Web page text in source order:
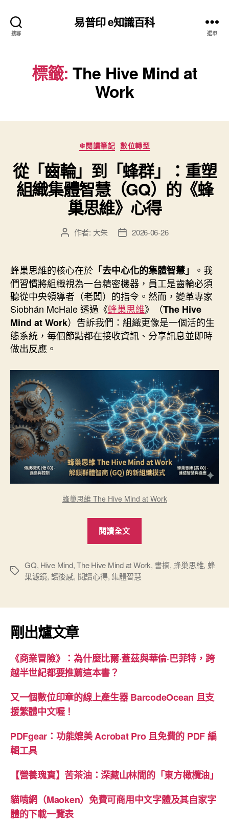
搜尋
易普印 e知識百科
選單
標籤: The Hive Mind at
Work
分
類
❄閱讀筆記 數位轉型
從「齒輪」到「蜂群」：重塑
組織集體智慧（GQ）的《蜂
巢思維》心得
文
者
作者: 大朱
文
佈
日
期
2026-06-26
蜂巢思維的核心在於 「去中心化的集體智慧」
。我
們習慣將組織視為一台精密機器，員工是齒輪必須
聽從中央領導者（老闆）的指令。然而，變革專家
Siobhán McHale 透過《蜂巢思維》（The Hive
Mind at Work）告訴我們：組織更像是一個活的生
態系統，每個節點都在接收資訊、分享訊息並即時
做出反應。
蜂巢思維 The Hive Mind at Work
閱讀全文
到
「蜂
重
集
慧
的
《蜂
思
心
標
GQ, Hive Mind,The Hive Mind at Work, 書摘, 蜂巢思維, 蜂
巢濾鏡, 讀後感, 閱讀心得,集體智慧
剛出爐文章
《商業冒險》：為什麼比爾·蓋茲與華倫·巴菲特，跨
越半世紀都要推薦這本書？
又一個數位印章的線上產生器 BarcodeOcean 且支
援繁體中文喔！
PDFgear：功能媲美 Acrobat Pro 且免費的 PDF 編
輯工具
【營養瑰寶】苦茶油：深藏山林間的「東方橄欖油」
貓啃網（Maoken）免費可商用中文字體及其自家字
體的下載一覽表